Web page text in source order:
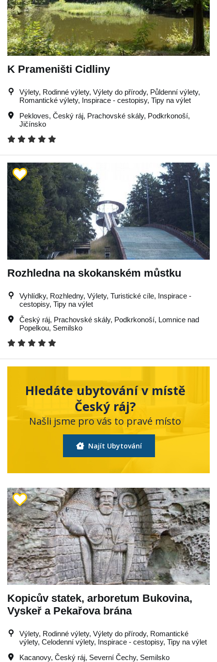
K Prameništi Cidliny
Výlety, Rodinné výlety, Výlety do přírody, Půldenní výlety,
Romantické výlety, Inspirace - cestopisy, Tipy na výlet
Pekloves, Český ráj, Prachovské skály, Podkrkonoší,
Jičínsko
Rozhledna na skokanském můstku
Vyhlídky, Rozhledny, Výlety, Turistické cíle, Inspirace -
cestopisy, Tipy na výlet
Český ráj, Prachovské skály, Podkrkonoší, Lomnice nad
Popelkou, Semilsko
Hledáte ubytování v místě
Český ráj?
Našli jsme pro vás to pravé místo
Najít Ubytování
Kopicův statek, arboretum Bukovina,
Vyskeř a Pekařova brána
Výlety, Rodinné výlety, Výlety do přírody, Romantické
výlety, Celodenní výlety, Inspirace - cestopisy, Tipy na výlet
Kacanovy, Český ráj, Severní Čechy, Semilsko